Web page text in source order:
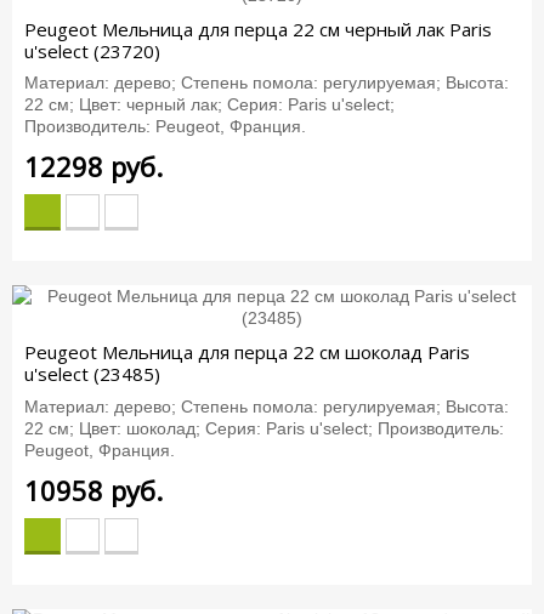
Peugeot Мельница для перца 22 см черный лак Paris
u'select (23720)
Материал: дерево; Степень помола: регулируемая; Высота:
22 см; Цвет: черный лак; Серия: Paris u'select;
Производитель: Peugeot, Франция.
12298 руб.
Peugeot Мельница для перца 22 см шоколад Paris
u'select (23485)
Материал: дерево; Степень помола: регулируемая; Высота:
22 см; Цвет: шоколад; Серия: Paris u'select; Производитель:
Peugeot, Франция.
10958 руб.